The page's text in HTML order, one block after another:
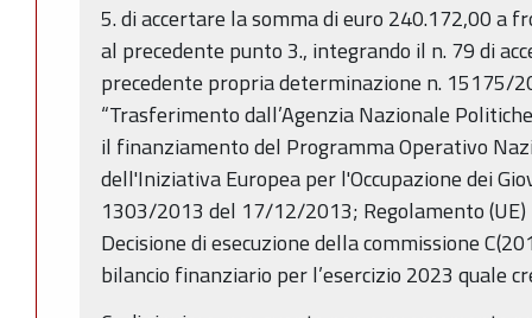
5. di accertare la somma di euro 240.172,00 a
al precedente punto 3., integrando il n. 79 di
precedente propria determinazione n. 15175/
“Trasferimento dall’Agenzia Nazionale
il finanziamento del Programma Operativo
dell'Iniziativa Europea per l'Occupazione dei
1303/2013 del 17/12/2013; Regolamento
Decisione di esecuzione della commissione
bilancio finanziario per l’esercizio 2023 quale